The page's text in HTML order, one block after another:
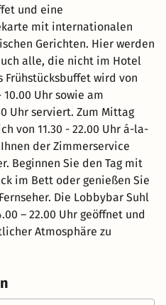
und eine
mit internationalen
Gerichten. Hier werden
alle, die nicht im Hotel
Frühstücksbuffet wird von
Uhr sowie am
Uhr serviert. Zum Mittag
von 11.30 - 22.00 Uhr á-la-
der Zimmerservice
Beginnen Sie den Tag mit
im Bett oder genießen Sie
Die Lobbybar Suhl
– 22.00 Uhr geöffnet und
Atmosphäre zu